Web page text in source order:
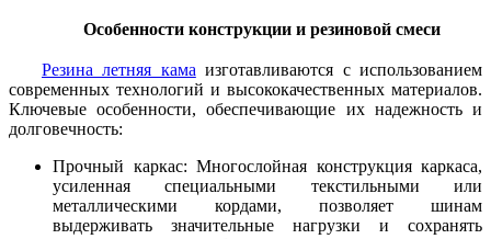
Особенности конструкции и резиновой смеси
Резина летняя кама изготавливаются с использованием
современных технологий и высококачественных материалов.
Ключевые особенности, обеспечивающие их надежность и
долговечность:
Прочный каркас: Многослойная конструкция каркаса,
усиленная специальными текстильными или
металлическими кордами, позволяет шинам
выдерживать значительные нагрузки и сохранять